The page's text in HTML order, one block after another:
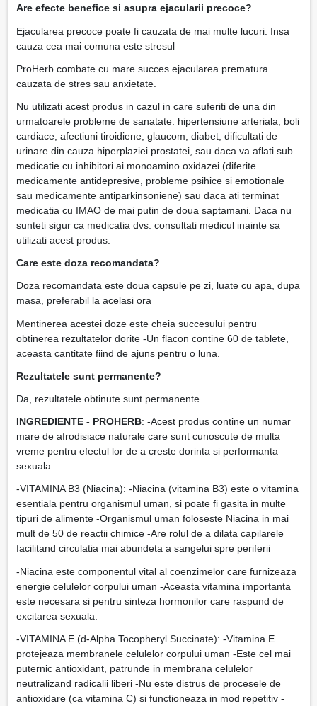
Are efecte benefice si asupra ejacularii precoce?
Ejacularea precoce poate fi cauzata de mai multe lucuri. Insa
cauza cea mai comuna este stresul
ProHerb combate cu mare succes ejacularea prematura
cauzata de stres sau anxietate.
Nu utilizati acest produs in cazul in care suferiti de una din
urmatoarele probleme de sanatate: hipertensiune arteriala, boli
cardiace, afectiuni tiroidiene, glaucom, diabet, dificultati de
urinare din cauza hiperplaziei prostatei, sau daca va aflati sub
medicatie cu inhibitori ai monoamino oxidazei (diferite
medicamente antidepresive, probleme psihice si emotionale
sau medicamente antiparkinsoniene) sau daca ati terminat
medicatia cu IMAO de mai putin de doua saptamani. Daca nu
sunteti sigur ca medicatia dvs. consultati medicul inainte sa
utilizati acest produs.
Care este doza recomandata?
Doza recomandata este doua capsule pe zi, luate cu apa, dupa
masa, preferabil la acelasi ora
Mentinerea acestei doze este cheia succesului pentru
obtinerea rezultatelor dorite -Un flacon contine 60 de tablete,
aceasta cantitate fiind de ajuns pentru o luna.
Rezultatele sunt permanente?
Da, rezultatele obtinute sunt permanente.
INGREDIENTE - PROHERB: -Acest produs contine un numar
mare de afrodisiace naturale care sunt cunoscute de multa
vreme pentru efectul lor de a creste dorinta si performanta
sexuala.
-VITAMINA B3 (Niacina): -Niacina (vitamina B3) este o vitamina
esentiala pentru organismul uman, si poate fi gasita in multe
tipuri de alimente -Organismul uman foloseste Niacina in mai
mult de 50 de reactii chimice -Are rolul de a dilata capilarele
facilitand circulatia mai abundeta a sangelui spre periferii
-Niacina este componentul vital al coenzimelor care furnizeaza
energie celulelor corpului uman -Aceasta vitamina importanta
este necesara si pentru sinteza hormonilor care raspund de
excitarea sexuala.
-VITAMINA E (d-Alpha Tocopheryl Succinate): -Vitamina E
protejeaza membranele celulelor corpului uman -Este cel mai
puternic antioxidant, patrunde in membrana celulelor
neutralizand radicalii liberi -Nu este distrus de procesele de
antioxidare (ca vitamina C) si functioneaza in mod repetitiv -